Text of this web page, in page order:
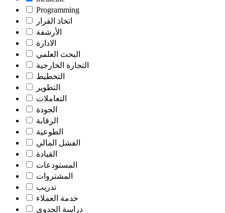
Programming
اتخاذ القرار
الأرشفة
الادارة
البحث العلمي
التجارة الخارجية
التخطيط
التطوير
التعاملات
الجودة
الرقابة
الطوعية
الفشل المالي
القيادة
المستودعات
المشتروات
تدريب
خدمة العملاء
دراسة الجدوى